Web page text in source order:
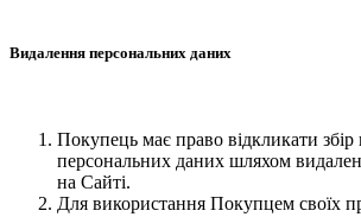
Видалення персональних даних
Покупець має право відкликати збір
персональних даних шляхом
на Сайті.
Для використання Покупцем своїх